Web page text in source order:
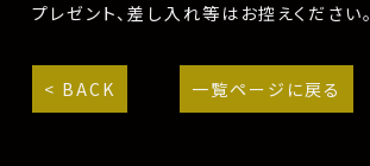
プレゼント、差し入れ等はお控えください。
< BACK 一覧ページに戻る